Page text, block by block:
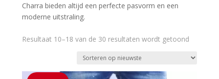
Charra bieden altijd een perfecte pasvorm en een
moderne uitstraling.
Resultaat 10–18 van de 30 resultaten wordt getoond
nieuwste